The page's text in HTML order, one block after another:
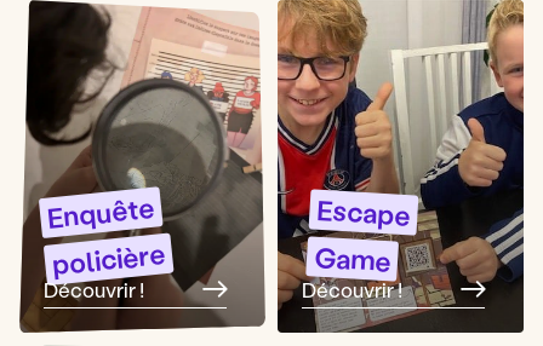
Enquête
policière
Découvrir !
Escape
Game
Découvrir !